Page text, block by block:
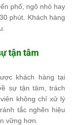
phố, ngõ nhỏ hay
phút. Khách hàng
tận tâm
khách hàng tại
sự tận tâm, trách
không chỉ xử lý
tắc nghẽn hiệu
vững hơn.